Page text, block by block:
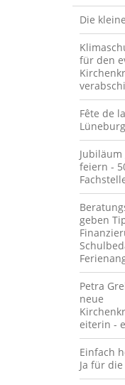
Die
für den
Fête de
Lüneburg
feiern -
geben
Petra
neue
eiterin -
Einfach
Ja für